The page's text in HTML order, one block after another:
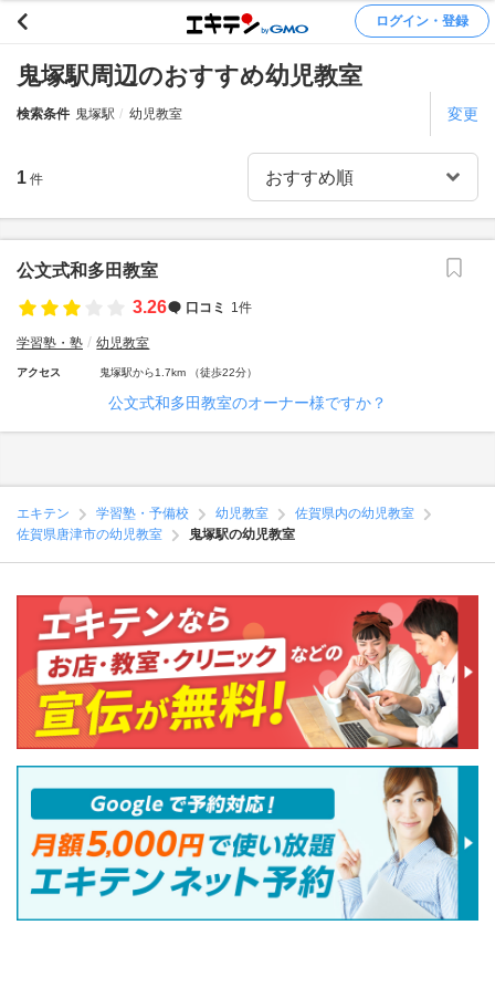
ログイン・登録
鬼塚駅周辺のおすすめ幼児教室
検索条件 鬼塚駅 幼児教室 変更
1 件
公文式和多田教室
3.26
口コミ 1件
学習塾・塾 幼児教室
アクセス 鬼塚駅から1.7km （徒歩22分）
公文式和多田教室のオーナー様ですか？
エキテン 学習塾・予備校 幼児教室
佐賀県内の幼児教室
佐賀県唐津市の幼児教室
鬼塚駅の幼児教室